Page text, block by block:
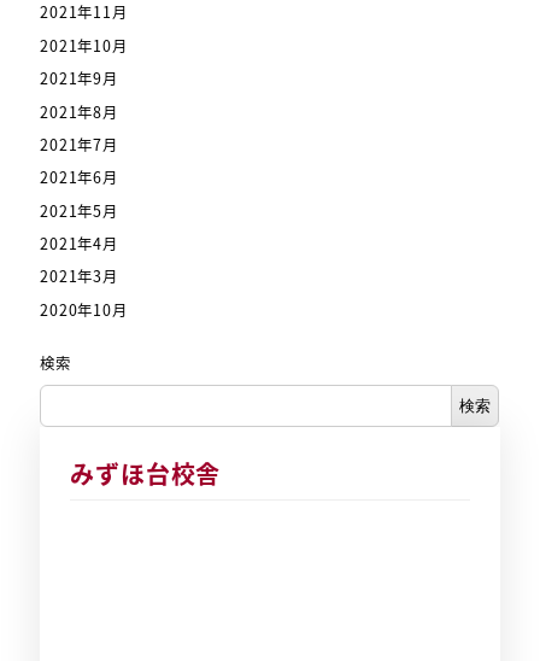
2021年11月
2021年10月
2021年9月
2021年8月
2021年7月
2021年6月
2021年5月
2021年4月
2021年3月
2020年10月
検索
検索
みずほ台校舎